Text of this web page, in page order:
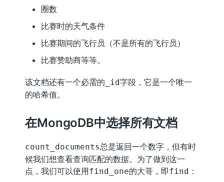
圈数
比赛时的天气条件
比赛期间的飞行员（不是所有的飞行员）
比赛赞助商等等。
该文档还有一个必需的 _id字段，它是一个唯一
的哈希值。
在MongoDB中选择所有文档
count_documents总是返回一个数字，但有时
候我们想查看查询匹配的数据。为了做到这一
点，我们可以使用find_one的大哥，即find ：